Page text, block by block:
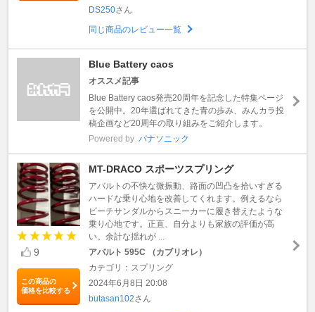
DS250さん
同じ商品のレビュー一覧
Blue Battery caos
オススメ記事
Blue Battery caos発売20周年を記念した特集ページ
を公開中。20年選ばれてきた青の歩み、みんカラ投
稿企画など20周年の取り組みをご紹介します。
Powered by パナソニック
9
この商品の
価格を比較する
MT-DRACO スポーツスプリング
アバルトの不快な微振動、路面の凹凸を拾いすぎる
ハードな乗り心地を改善してくれます。例えるなら
ビーチサンダルからスニーカーに履き替えたような
乗り心地です。正直、自分よりも家族の評価が高
い。余計な揺れが ...
アバルト 595C （カブリオレ）
カテゴリ：スプリング
2024年6月8日 20:08
butasan102さん